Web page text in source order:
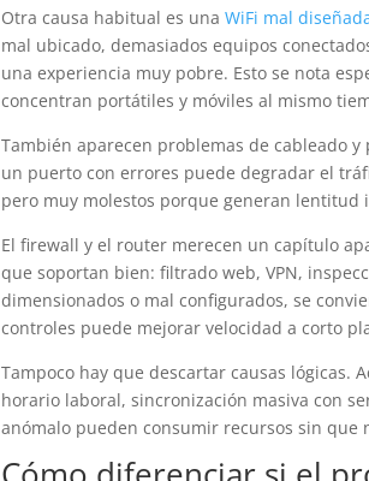
Otra causa habitual es unaWiFi mal
mal ubicado, demasiados equipos
una experiencia muy pobre. Esto se nota
concentran portátiles y móviles al mismo
También aparecen problemas de cableado
un puerto con errores puede degradar el
pero muy molestos porque generan
El firewall y el router merecen un capítulo
que soportan bien: filtrado web, VPN,
dimensionados o mal configurados, se
controles puede mejorar velocidad a corto
Tampoco hay que descartar causas lógicas.
horario laboral, sincronización masiva con
anómalo pueden consumir recursos sin que